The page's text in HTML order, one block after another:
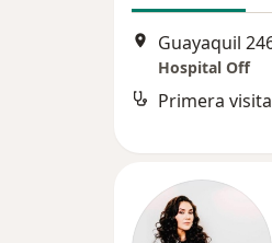
Guayaquil
Hospital Off
Primera